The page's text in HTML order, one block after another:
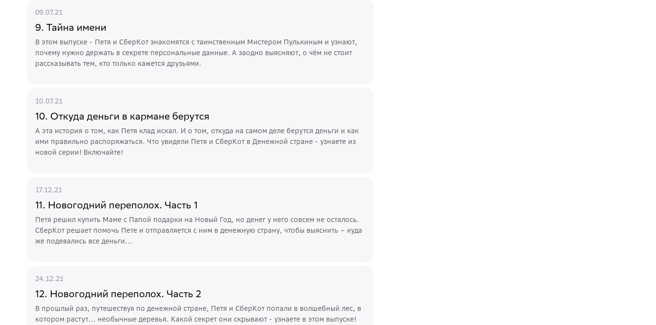
09.07.21
9. Тайна имени
В этом выпуске - Петя и СберКот знакомятся с таинственным Мистером Пулькиным и узнают,
почему нужно держать в секрете персональные данные. А заодно выясняют, о чём не стоит
рассказывать тем, кто только кажется друзьями.
10.07.21
10. Откуда деньги в кармане берутся
А эта история о том, как Петя клад искал. И о том, откуда на самом деле берутся деньги и как
ими правильно распоряжаться. Что увидели Петя и СберКот в Денежной стране - узнаете из
новой серии! Включайте!
17.12.21
11. Новогодний переполох. Часть 1
Петя решил купить Маме с Папой подарки на Новый Год, но денег у него совсем не осталось.
СберКот решает помочь Пете и отправляется с ним в денежную страну, чтобы выяснить – куда
же подевались все деньги...
24.12.21
12. Новогодний переполох. Часть 2
В прошлый раз, путешествуя по денежной стране, Петя и СберКот попали в волшебный лес, в
котором растут... необычные деревья. Какой секрет они скрывают - узнаете в этом выпуске!